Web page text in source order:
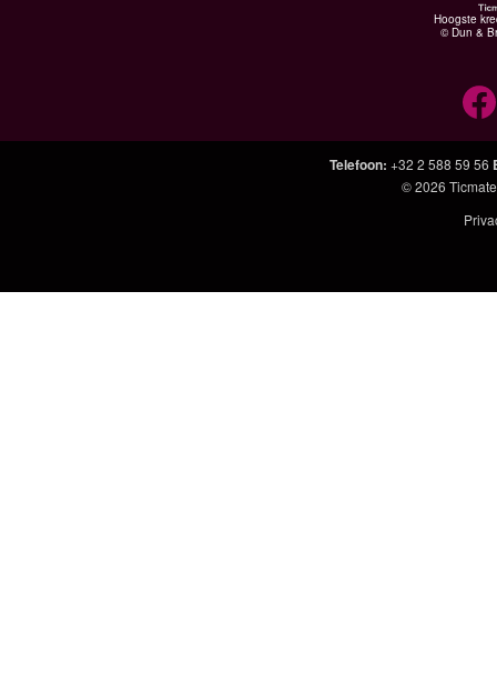
Hoogste
© Dun &
Telefoon: +32 2 588 59 56
© 2026